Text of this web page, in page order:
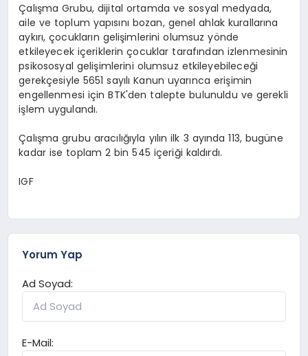
Çalışma Grubu, dijital ortamda ve sosyal medyada,
aile ve toplum yapısını bozan, genel ahlak kurallarına
aykırı, çocukların gelişimlerini olumsuz yönde
etkileyecek içeriklerin çocuklar tarafından izlenmesinin
psikososyal gelişimlerini olumsuz etkileyebileceği
gerekçesiyle 5651 sayılı Kanun uyarınca erişimin
engellenmesi için BTK'den talepte bulunuldu ve gerekli
işlem uygulandı.
Çalışma grubu aracılığıyla yılın ilk 3 ayında 113, bugüne
kadar ise toplam 2 bin 545 içeriği kaldırdı.
IGF
Yorum Yap
Ad Soyad:
E-Mail: